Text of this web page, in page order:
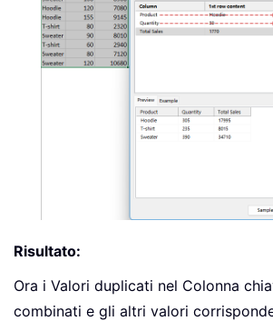
Risultato:
Ora i Valori duplicati nel Colonna
combinati e gli altri valori